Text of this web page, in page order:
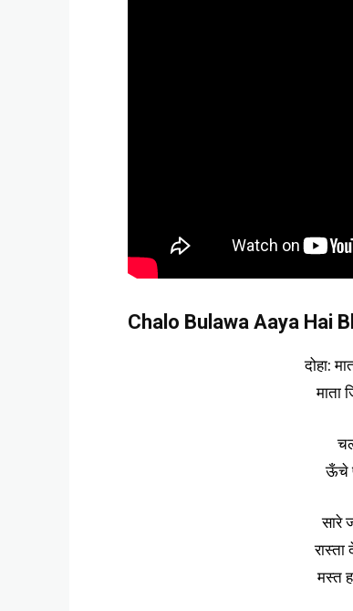
Chalo Bulawa Aaya Hai
दोहा:
माता
ऊँचे
सारे
मस्त